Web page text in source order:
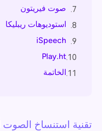
7.
صوت فيريتون
8.
استوديوهات ريبليكا
9.
iSpeech
10.
Play.ht
11. الخاتمة
تقنية استنساخ الصوت